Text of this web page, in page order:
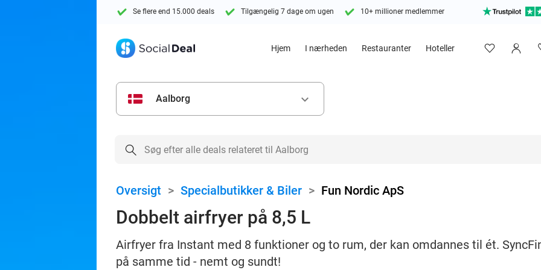
Se flere end 15.000 deals Tilgængelig 7 dage om ugen 10+ millioner medlemmer
Hjem I nærheden Restauranter Hoteller
Aalborg keyboard_arrow_down
Oversigt > Specialbutikker & Biler > Fun Nordic ApS
Dobbelt airfryer på 8,5 L
Airfryer fra Instant med 8 funktioner og to rum, der kan omdannes til ét.
på samme tid - nemt og sundt!